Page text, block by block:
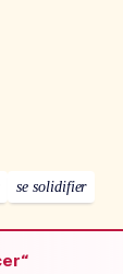
se solidifier